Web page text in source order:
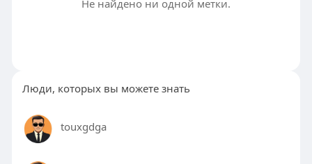
Не найдено ни одной метки.
Люди, которых вы можете знать
touxgdga